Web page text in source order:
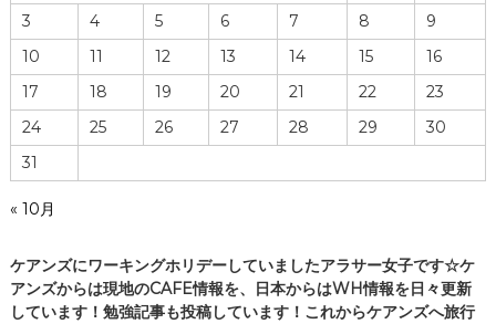
3
4 5 6 7 8
9
10
11 12 13 14 15
16
17
18 19 20 21 22
23
24
25 26 27 28 29
30
31
« 10月
ケアンズにワーキングホリデーしていましたアラサー女子です☆ケ
アンズからは現地のCAFE情報を、日本からはWH情報を日々更新
しています！勉強記事も投稿しています！これからケアンズへ旅行